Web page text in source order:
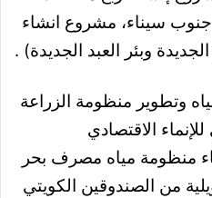
جنوب سيناء، مشروع انشاء
وبئر العبد الجديدة) .
وتطوير منظومة الزراعة
الاقتصادي
منظومة مياه مصرف بحر
من الصندوقين الكويتي